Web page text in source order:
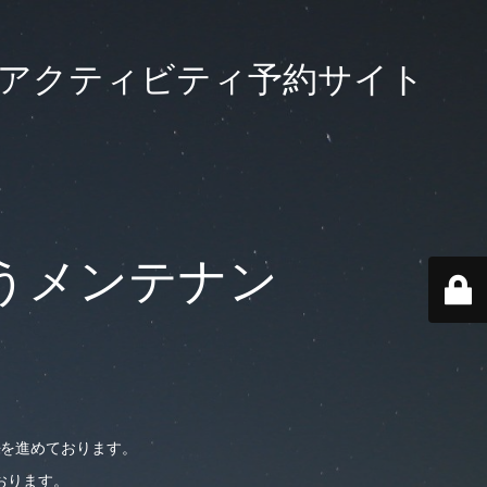
クティビティ予約サイト
メンテナン
を進めております。
ます。